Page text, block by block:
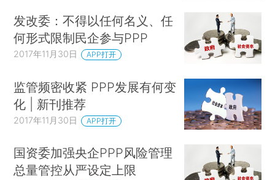
发改委：不得以任何名义、任
何形式限制民企参与PPP
2017年11月30日 APP打开
监管频密收紧 PPP发展有何变
化 | 新刊推荐
2017年11月30日 APP打开
国资委加强央企PPP风险管理
总量管控从严设定上限